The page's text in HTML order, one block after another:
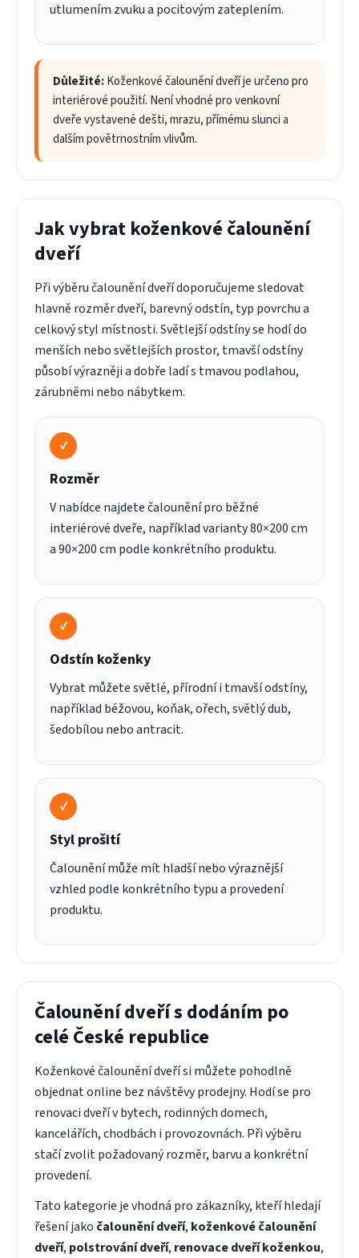
utlumením zvuku a pocitovým zateplením.
Důležité:Koženkové čalounění dveří je určeno pro
interiérové použití. Není vhodné pro venkovní
dveře vystavené dešti, mrazu, přímému slunci a
dalším povětrnostním vlivům.
Jak vybrat koženkové čalounění
dveří
Při výběru čalounění dveří doporučujeme sledovat
hlavně rozměr dveří, barevný odstín, typ povrchu a
celkový styl místnosti. Světlejší odstíny se hodí do
menších nebo světlejších prostor, tmavší odstíny
působí výrazněji a dobře ladí s tmavou podlahou,
zárubněmi nebo nábytkem.
✓
Rozměr
V nabídce najdete čalounění pro běžné
interiérové dveře, například varianty 80×200 cm
a 90×200 cm podle konkrétního produktu.
✓
Odstín koženky
Vybrat můžete světlé, přírodní i tmavší odstíny,
například béžovou, koňak, ořech, světlý dub,
šedobílou nebo antracit.
✓
Styl prošití
Čalounění může mít hladší nebo výraznější
vzhled podle konkrétního typu a provedení
produktu.
Čalounění dveří s dodáním po
celé České republice
Koženkové čalounění dveří si můžete pohodlně
objednat online bez návštěvy prodejny. Hodí se pro
renovaci dveří v bytech, rodinných domech,
kancelářích, chodbách i provozovnách. Při výběru
stačí zvolit požadovaný rozměr, barvu a konkrétní
provedení.
Tato kategorie je vhodná pro zákazníky, kteří hledají
řešení jako čalounění dveří, koženkové čalounění
dveří, polstrování dveří, renovace dveří koženkou,